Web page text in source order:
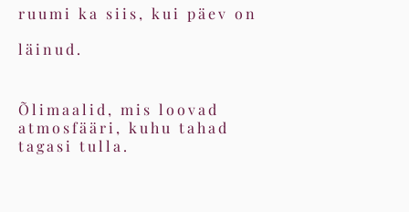
ruumi ka siis, kui päev on
läinud.
Õlimaalid, mis loovad
atmosfääri, kuhu tahad
tagasi tulla.